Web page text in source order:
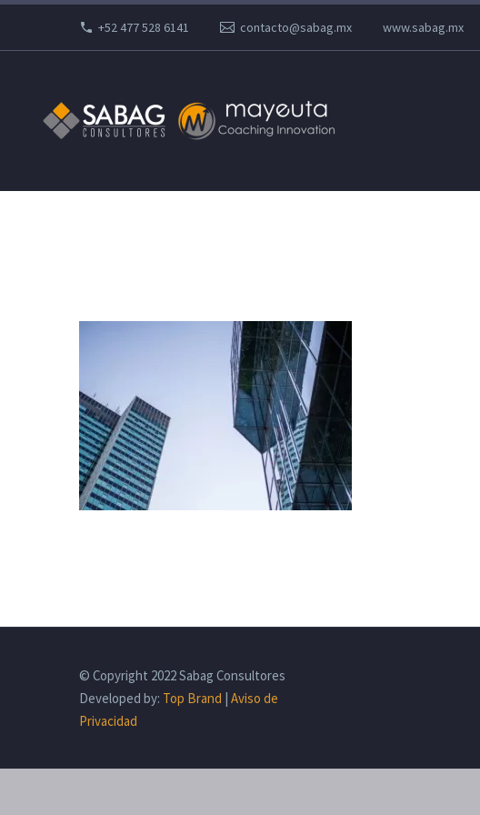
+52 477 528 6141 contacto@sabag.mx www.sabag.mx
© Copyright 2022 Sabag Consultores
Developed by: Top Brand | Aviso de
Privacidad